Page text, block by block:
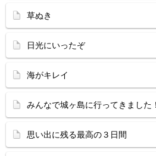
草ぬき
日光にいったぞ
海がキレイ
みんなで城ヶ島に行ってきました！
思い出に残る最高の３日間